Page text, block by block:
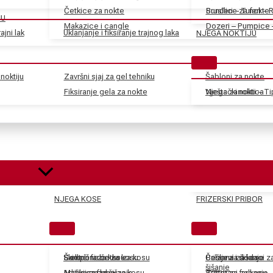
lak Uklanjanje i fiksiranje trajnog laka
Završni sjaj za gel tehniku
Fiksiranje gela za nokte
Šabloni za nokte
Vještački nokti –
Četkice za nokte
Makazice i cangle
Sunđeri – Tuferi –
Dozeri – Pumpice
Brusilice za nokte
NJEGA NOKTIJU
Njega zanoktica
Skidači farbe za kosu
Električne četke za kosu
Češljevi i dodaci
šišanje
NJEGA KOSE
Šamponi za kosu
Balzami za kosu
FRIZERSKI PRIBOR
Pribor za šišanje